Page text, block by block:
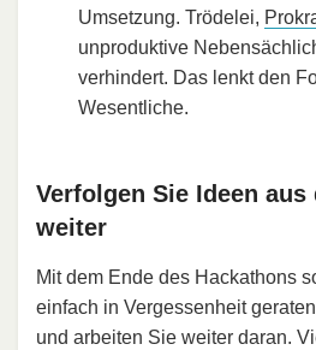
Umsetzung. Trödelei,
unproduktive
verhindert. Das lenkt den
Wesentliche.
Verfolgen Sie Ideen aus
weiter
Mit dem Ende des Hackathons
einfach in Vergessenheit
und arbeiten Sie weiter daran.